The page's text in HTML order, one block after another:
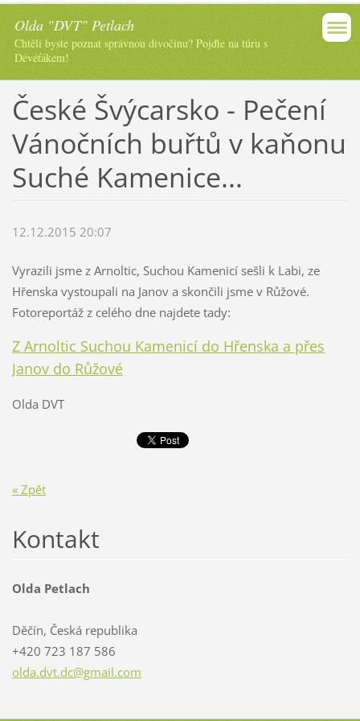
Olda "DVT" Petlach
Chtěli byste poznat správnou divočinu? Pojďte na túru s
Dévéťákem!
České Švýcarsko - Pečení
Vánočních buřtů v kaňonu
Suché Kamenice...
12.12.2015 20:07
Vyrazili jsme z Arnoltic, Suchou Kamenicí sešli k Labi, ze
Hřenska vystoupali na Janov a skončili jsme v Růžové.
Fotoreportáž z celého dne najdete tady:
Z Arnoltic Suchou Kamenicí do Hřenska a přes
Janov do Růžové
Olda DVT
« Zpět
Kontakt
Olda Petlach
Děčín, Česká republika
+420 723 187 586
olda.dvt.dc@gmail.com